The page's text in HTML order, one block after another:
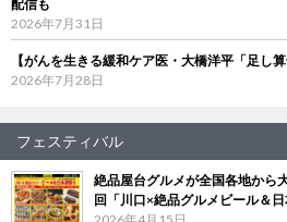
配信も
2026年7月31日
【がんを生きる緩和ケア医・大橋洋平「足し
2026年7月28日
フェスティバル
絶品屋台グルメが全国各地から
回「川口×絶品グルメビール＆